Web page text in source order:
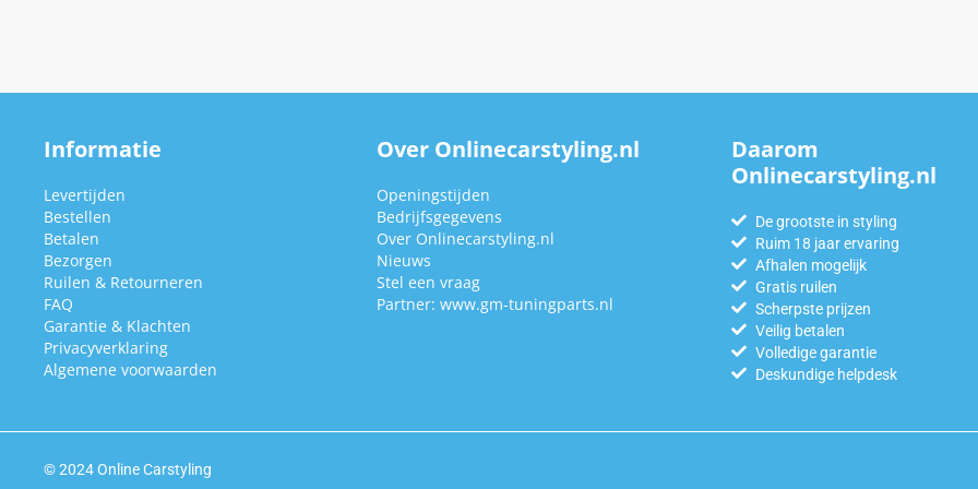
Informatie
Levertijden
Bestellen
Betalen
Bezorgen
Ruilen & Retourneren
FAQ
Garantie & Klachten
Privacyverklaring
Algemene voorwaarden
Over Onlinecarstyling.nl
Openingstijden
Bedrijfsgegevens
Over Onlinecarstyling.nl
Nieuws
Stel een vraag
Partner: www.gm-tuningparts.nl
Daarom
Onlinecarstyling.nl
De grootste in styling
Ruim 18 jaar ervaring
Afhalen mogelijk
Gratis ruilen
Scherpste prijzen
Veilig betalen
Volledige garantie
Deskundige helpdesk
© 2024 Online Carstyling